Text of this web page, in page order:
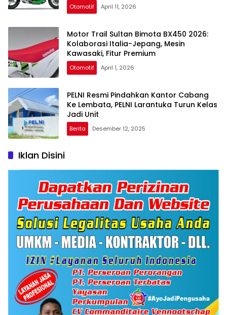
Otomotif April 11, 2026
Motor Trail Sultan Bimota BX450 2026:
Kolaborasi Italia-Jepang, Mesin
Kawasaki, Fitur Premium
Otomotif April 1, 2026
PELNI Resmi Pindahkan Kantor Cabang
Ke Lembata, PELNI Larantuka Turun Kelas
Jadi Unit
Berita Desember 12, 2025
Iklan Disini